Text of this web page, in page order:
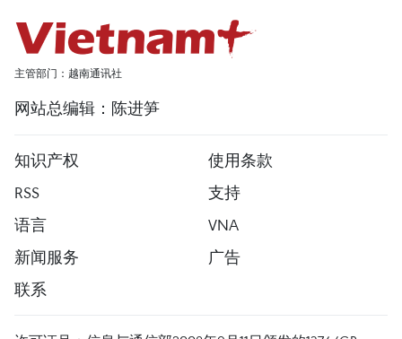
主管部门：越南通讯社
网站总编辑：陈进笋
知识产权
使用条款
RSS
支持
语言
VNA
新闻服务
广告
联系